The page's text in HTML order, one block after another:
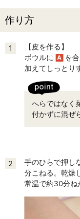
作り方
1
【皮を作る】
ボウルに A を
加えてしっとり
へらではなく
付かずに混ぜ
2
手のひらで押し
分こねる。乾燥
常温で約30分ね